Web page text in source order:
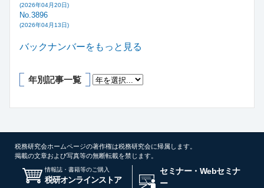
(2026年04月20日)
No.3896
(2026年04月13日)
バックナンバーをもっと見る
年別記事一覧
税務研究会ホームページの著作権は税務研究会に帰属します。
掲載の文章および写真等の無断転載を禁じます。
情報誌・書籍等のご購入
税研オンラインストア
セミナー・Webセミナ
ー